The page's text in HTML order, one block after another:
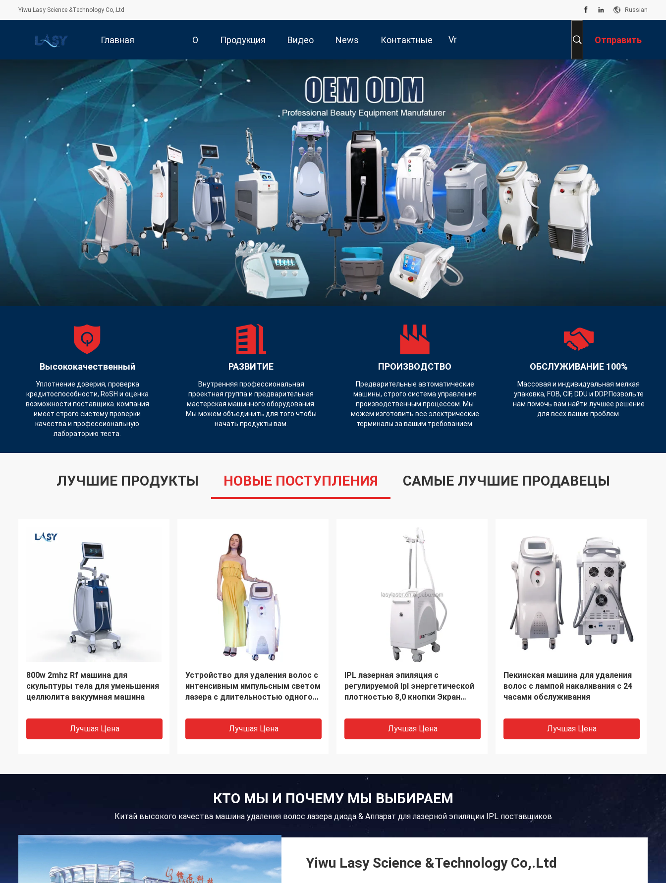
Yiwu Lasy Science &Technology Co,.Ltd Russian
Главная
Страница
О
Компании
Продукция Видео News Контактные
Данные
Vr Отправить
Запрос
Высококачественный
Уплотнение доверия, проверка
кредитоспособности, RoSH и оценка
возможности поставщика. компания
имеет строго систему проверки
качества и профессиональную
лабораторию теста.
РАЗВИТИЕ
Внутренняя профессиональная
проектная группа и предварительная
мастерская машинного оборудования.
Мы можем объединить для того чтобы
начать продукты вам.
ПРОИЗВОДСТВО
Предварительные автоматические
машины, строго система управления
производственным процессом. Мы
можем изготовить все электрические
терминалы за вашим требованием.
ОБСЛУЖИВАНИЕ 100%
Массовая и индивидуальная мелкая
упаковка, FOB, CIF, DDU и DDP.Позвольте
нам помочь вам найти лучшее решение
для всех ваших проблем.
ЛУЧШИЕ ПРОДУКТЫ НОВЫЕ ПОСТУПЛЕНИЯ САМЫЕ ЛУЧШИЕ ПРОДАВЕЦЫ
лазер RF удаления волос лазера
480nm 530nm DPL Resurfacing
машина
Лучшая Цена
755 808 OPT IPL Epilation
перманентности 1064 SHR
машины удаления волос лазера
Лучшая Цена
удаление татуировки машины
755nm лазера пикосекунды
1064nm 532nm
Лучшая Цена
1 IPL лазерная эпиляторная
машина ABS из нержавеющей
стали Ipl Энергетическая
регулируемая
Лучшая Цена
КТО МЫ И ПОЧЕМУ МЫ ВЫБИРАЕМ
Китай высокого качества машина удаления волос лазера диода & Аппарат для лазерной эпиляции IPL поставщиков
Yiwu Lasy Science &Technology Co,.Ltd